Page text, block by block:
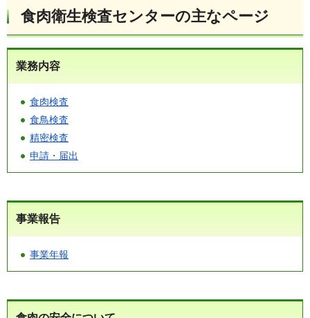
食肉衛生検査センターの主なページ
業務内容
食肉検査
食鳥検査
精密検査
申請・届出
事業報告
事業年報